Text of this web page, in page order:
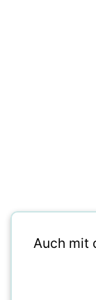
Auch mit